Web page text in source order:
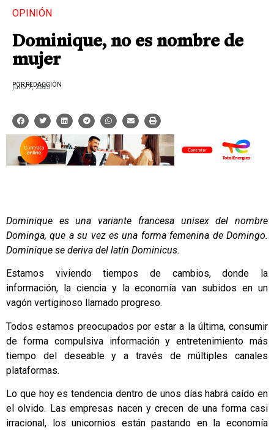
OPINIÓN
Dominique, no es nombre de
mujer
POR REDACCIÓN
julio 7, 2023
Dominique es una variante francesa unisex del nombre
Dominga, que a su vez es una forma femenina de Domingo.
Dominique se deriva del latín Dominicus.
Estamos viviendo tiempos de cambios, donde la
información, la ciencia y la economía van subidos en un
vagón vertiginoso llamado progreso.
Todos estamos preocupados por estar a la última, consumir
de forma compulsiva información y entretenimiento más
tiempo del deseable y a través de múltiples canales
plataformas.
Lo que hoy es tendencia dentro de unos días habrá caído en
el olvido. Las empresas nacen y crecen de una forma casi
irracional, los unicornios están pastando en la economía